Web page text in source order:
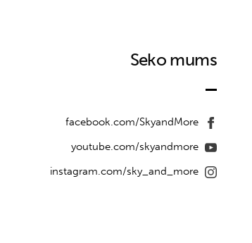
Seko mums
facebook.com/SkyandMore
youtube.com/skyandmore
instagram.com/sky_and_more